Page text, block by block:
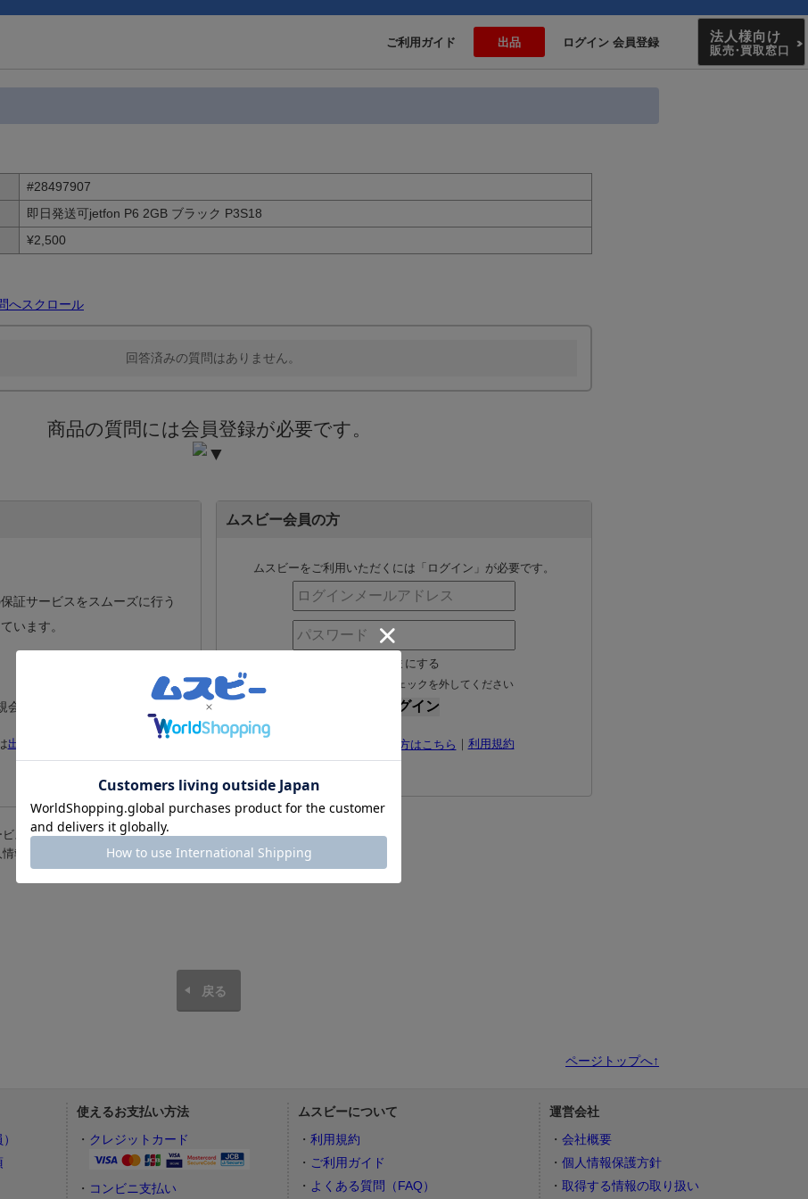
ご利用ガイド 出品 ログイン 会員登録 法人様向け
販売・買取窓口
#28497907
即日発送可jetfon P6 2GB ブラック P3S18
¥2,500
へスクロール
回答済みの質問はありません。
商品の質問には会員登録が必要です。
証サービスをスムーズに行う
います。
出店のご案内
ムスビー会員の方
ムスビーをご利用いただくには「ログイン」が必要です。
ログインしたままにする
※共用のPC等ではチェックを外してください
パスワードを忘れた方はこちら 利用規約
ビスについて詳しく知りたい方はムスビーご利用ガイドをご覧下さい。
情報の取扱について詳しく知りたい方は個人情報保護方針をご覧下さい。
戻る
ページトップへ↑
使えるお支払い方法
クレジットカード
コンビニ支払い
ムスビーについて
利用規約
ご利用ガイド
よくある質問（FAQ）
運営会社
会社概要
個人情報保護方針
取得する情報の取り扱い